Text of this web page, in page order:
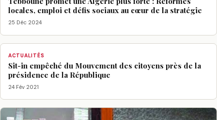
locales, emploi et défis sociaux au cœur de la stratégie
25 Déc 2024
ACTUALITÉS
Sit-in empêché du Mouvement des citoyens près de la
présidence de la République
24 Fév 2021